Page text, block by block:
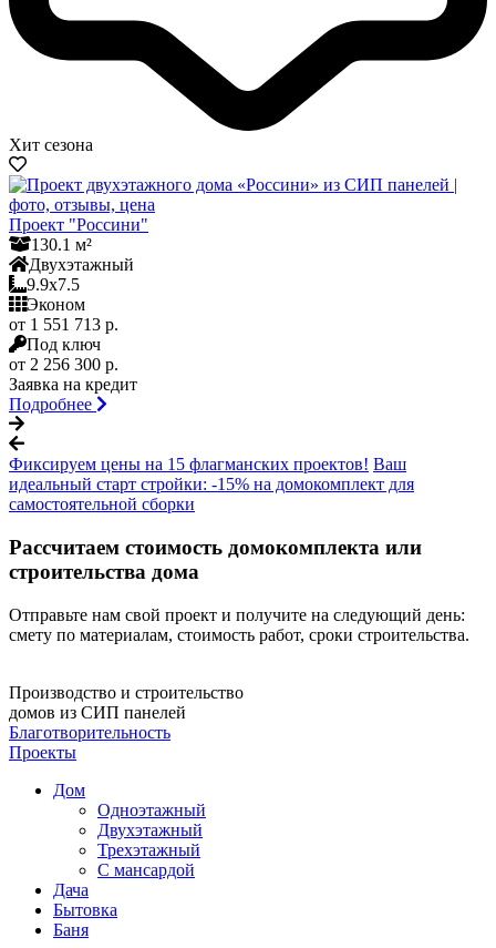
Хит сезона
Проект "Россини"
130.1 м²
Двухэтажный
9.9x7.5
Эконом
от 1 551 713 р.
Под ключ
от 2 256 300 р.
Заявка на кредит
Подробнее
Фиксируем цены на 15 флагманских проектов! Ваш
идеальный старт стройки: -15% на домокомплект для
самостоятельной сборки
Рассчитаем стоимость домокомплекта или
строительства дома
Отправьте нам свой проект и получите на следующий день:
смету по материалам, стоимость работ, сроки строительства.
Производство и строительство
домов из СИП панелей
Благотворительность
Проекты
Дом
Одноэтажный
Двухэтажный
Трехэтажный
С мансардой
Дача
Бытовка
Баня